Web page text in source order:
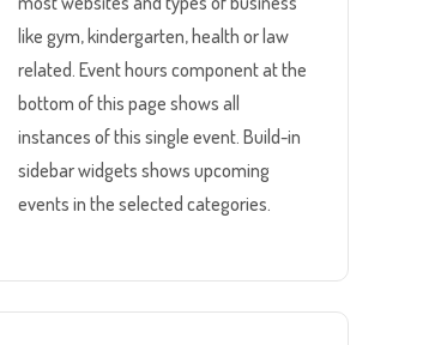
like gym, kindergarten, health or law
related. Event hours component at the
bottom of this page shows all
instances of this single event. Build-in
sidebar widgets shows upcoming
events in the selected categories.